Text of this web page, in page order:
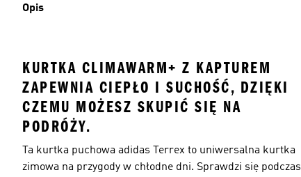
Opis
KURTKA CLIMAWARM+ Z KAPTUREM
ZAPEWNIA CIEPŁO I SUCHOŚĆ, DZIĘKI
CZEMU MOŻESZ SKUPIĆ SIĘ NA
PODRÓŻY.
Ta kurtka puchowa adidas Terrex to uniwersalna kurtka
zimowa na przygody w chłodne dni. Sprawdzi się podczas